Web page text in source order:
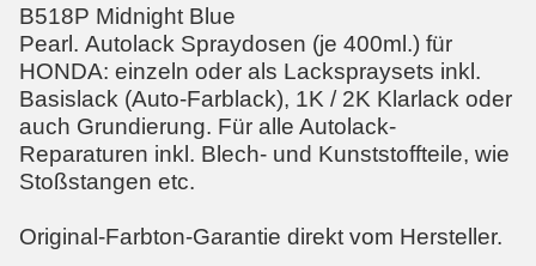
B518P Midnight Blue
Pearl. Autolack Spraydosen (je 400ml.) für
HONDA: einzeln oder als Lackspraysets inkl.
Basislack (Auto-Farblack), 1K / 2K Klarlack oder
auch Grundierung. Für alle Autolack-
Reparaturen inkl. Blech- und Kunststoffteile, wie
Stoßstangen etc.
Original-Farbton-Garantie direkt vom Hersteller.